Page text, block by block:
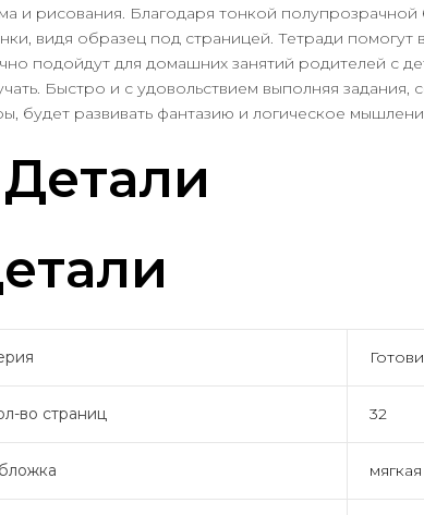
и рисования. Благодаря тонкой
видя образец под страницей. Тетради
подойдут для домашних занятий родителей с
Быстро и с удовольствием выполняя
будет развивать фантазию и логическое
Детали
во страниц 32
мягкая